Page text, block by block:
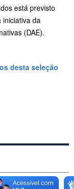
está previsto
da
(DAE).
desta seleção